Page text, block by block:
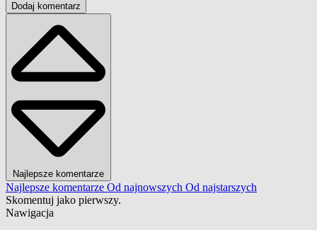
Dodaj komentarz
Najlepsze komentarze
Najlepsze komentarze Od najnowszych Od najstarszych
Skomentuj jako pierwszy.
Nawigacja